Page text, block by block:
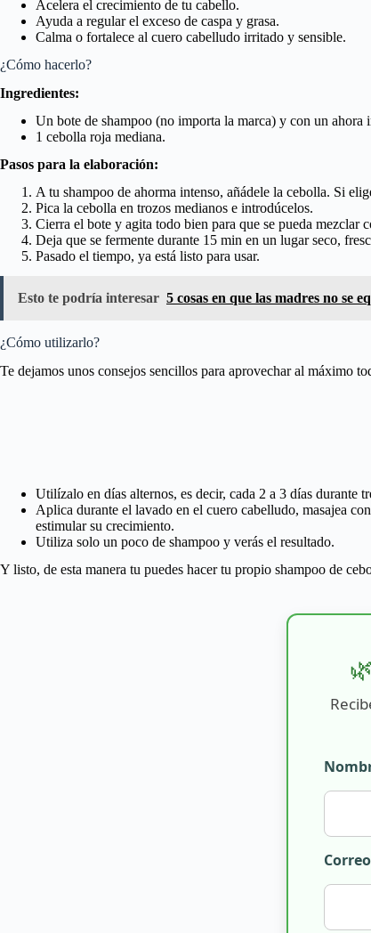
Acelera el crecimiento de tu cabello.
Ayuda a regular el exceso de caspa y grasa.
Calma o fortalece al cuero cabelludo irritado y sensible.
¿Cómo hacerlo?
Ingredientes:
Un bote de shampoo (no importa la marca) y con un ahora
1 cebolla roja mediana.
Pasos para la elaboración:
A tu shampoo de ahorma intenso, añádele la cebolla. Si
Pica la cebolla en trozos medianos e introdúcelos.
Cierra el bote y agita todo bien para que se pueda mezclar
Deja que se fermente durante 15 min en un lugar seco,
Pasado el tiempo, ya está listo para usar.
Esto te podría interesar 5 cosas en que las madres no se
¿Cómo utilizarlo?
Te dejamos unos consejos sencillos para aprovechar al máximo
Utilízalo en días alternos, es decir, cada 2 a 3 días durante
Aplica durante el lavado en el cuero cabelludo, masajea
estimular su crecimiento.
Utiliza solo un poco de shampoo y verás el resultado.
Y listo, de esta manera tu puedes hacer tu propio shampoo de